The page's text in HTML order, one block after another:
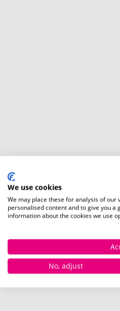
We use cookies
We may place these for analysis of
personalised content and to give you a
information about the cookies we use
No, adjust